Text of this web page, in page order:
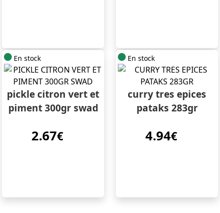
En stock
pickle citron vert et
piment 300gr swad
2.67€
En stock
curry tres epices
pataks 283gr
4.94€